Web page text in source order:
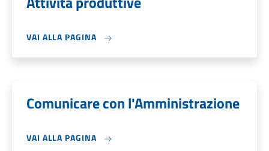
VAI ALLA PAGINA
Comunicare con l'Amministrazione
VAI ALLA PAGINA